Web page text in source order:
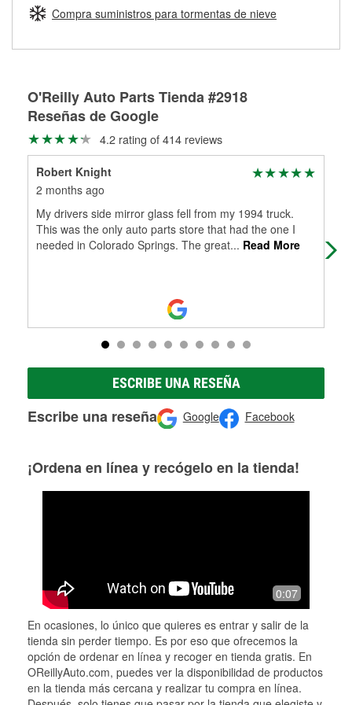
Más información sobre el Programa de Préstamo de
medirán tus tambores o discos para determinar si pueden
ser rectificados con seguridad. Si tus tambores o discos no
partes de reemplazo correctas para tu reparación.
Compra suministros para tormentas de nieve
O'Reilly Auto Parts Tienda #2918
Reseñas de Google
4.2 rating of 414 reviews
Robert Knight
2 months ago
My drivers side mirror glass fell from my 1994 truck.
This was the only auto parts store that had the one I
needed in Colorado Springs. The great... Read More
ESCRIBE UNA RESEÑA
Escribe una reseña Google Facebook
¡Ordena en línea y recógelo en la tienda!
0:07
En ocasiones, lo único que quieres es entrar y salir de la
tienda sin perder tiempo. Es por eso que ofrecemos la
opción de ordenar en línea y recoger en tienda gratis. En
OReillyAuto.com, puedes ver la disponibilidad de productos
en la tienda más cercana y realizar tu compra en línea.